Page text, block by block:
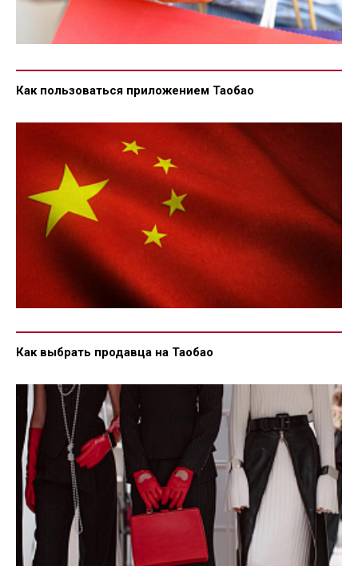
Как пользоваться приложением Таобао
Как выбрать продавца на Таобао